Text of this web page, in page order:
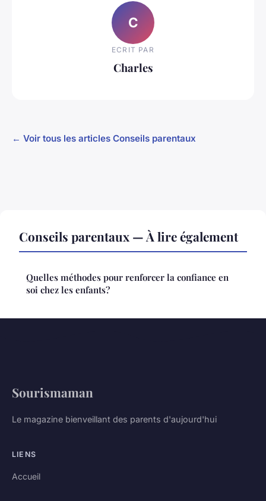
C
ECRIT PAR
Charles
← Voir tous les articles Conseils parentaux
Conseils parentaux — À lire également
Quelles méthodes pour renforcer la confiance en
soi chez les enfants?
Sourismaman
Le magazine bienveillant des parents d'aujourd'hui
LIENS
Accueil